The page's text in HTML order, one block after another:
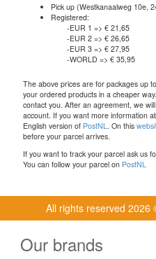
Pick up (Westkanaalweg 10e,
Registered:
-EUR 1 => € 21,65
-EUR 2 => € 26,65
-EUR 3 => € 27,95
-WORLD => € 35,95
The above prices are for packages up
your ordered products in a cheaper
contact you. After an agreement, we
account. If you want more information
English version of PostNL . On this
before your parcel arrives.
If you want to track your parcel ask us
You can follow your parcel on PostNL
All rights reserved 2026
Our brands